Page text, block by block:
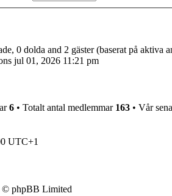
0 dolda and 2 gäster (baserat på aktiva
jul 01, 2026 11:21 pm
6 • Totalt antal medlemmar 163 • Vår
UTC+1
© phpBB Limited